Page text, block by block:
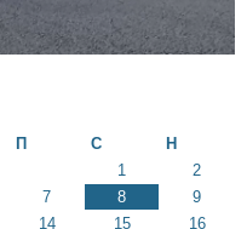
П С Н
1
2
7 8
9
14 15
16